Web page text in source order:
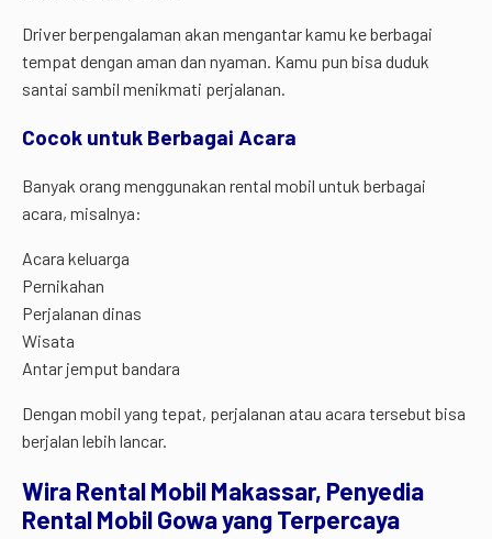
Driver berpengalaman akan mengantar kamu ke berbagai
tempat dengan aman dan nyaman. Kamu pun bisa duduk
santai sambil menikmati perjalanan.
Cocok untuk Berbagai Acara
Banyak orang menggunakan rental mobil untuk berbagai
acara, misalnya:
Acara keluarga
Pernikahan
Perjalanan dinas
Wisata
Antar jemput bandara
Dengan mobil yang tepat, perjalanan atau acara tersebut bisa
berjalan lebih lancar.
WiraRentalMobilMakassar, Penyedia
RentalMobilGowayangTerpercaya